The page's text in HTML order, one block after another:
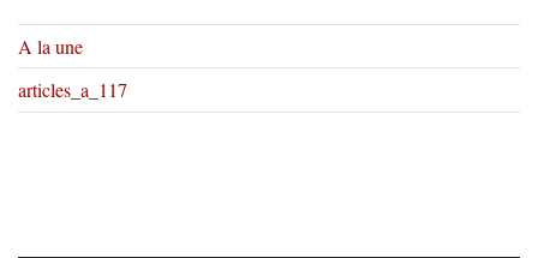
A la une
articles_a_117